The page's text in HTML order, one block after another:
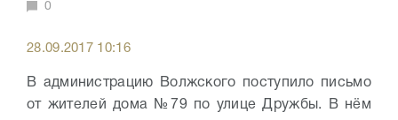
0
28.09.2017 10:16
В администрацию Волжского поступило письмо
от жителей дома №79 по улице Дружбы. В нём